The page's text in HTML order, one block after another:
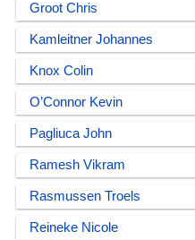
Groot Chris
Kamleitner Johannes
Knox Colin
O’Connor Kevin
Pagliuca John
Ramesh Vikram
Rasmussen Troels
Reineke Nicole